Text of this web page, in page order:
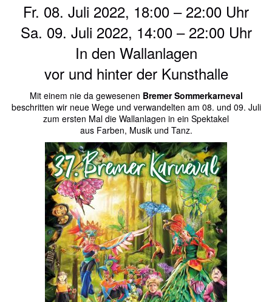
Fr. 08. Juli 2022, 18:00 – 22:00 Uhr
Sa. 09. Juli 2022, 14:00 – 22:00 Uhr
In den Wallanlagen
vor und hinter der Kunsthalle
Mit einem nie da gewesenen Bremer Sommerkarneval
beschritten wir neue Wege und verwandelten am 08. und 09. Juli
zum ersten Mal die Wallanlagen in ein Spektakel
aus Farben, Musik und Tanz.